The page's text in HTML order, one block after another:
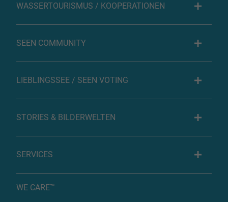
WASSERTOURISMUS / KOOPERATIONEN
SEEN COMMUNITY
LIEBLINGSSEE / SEEN VOTING
STORIES & BILDERWELTEN
SERVICES
WE CARE™